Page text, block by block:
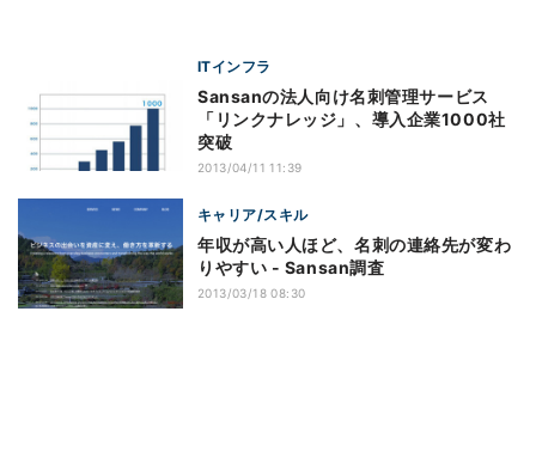
ITインフラ
Sansanの法人向け名刺管理サービス
「リンクナレッジ」、導入企業1000社
突破
2013/04/11 11:39
キャリア/スキル
年収が高い人ほど、名刺の連絡先が変わ
りやすい - Sansan調査
2013/03/18 08:30